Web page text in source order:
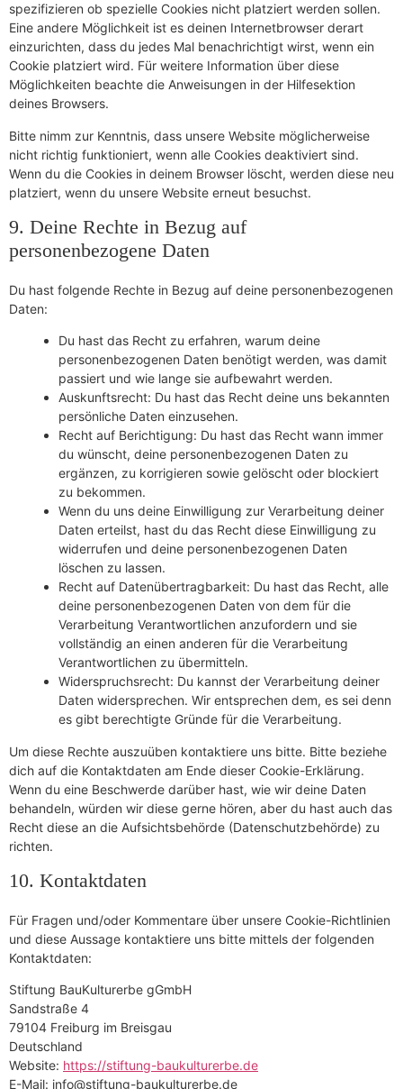
spezifizieren ob spezielle Cookies nicht platziert werden sollen.
Eine andere Möglichkeit ist es deinen Internetbrowser derart
einzurichten, dass du jedes Mal benachrichtigt wirst, wenn ein
Cookie platziert wird. Für weitere Information über diese
Möglichkeiten beachte die Anweisungen in der Hilfesektion
deines Browsers.
Bitte nimm zur Kenntnis, dass unsere Website möglicherweise
nicht richtig funktioniert, wenn alle Cookies deaktiviert sind.
Wenn du die Cookies in deinem Browser löscht, werden diese neu
platziert, wenn du unsere Website erneut besuchst.
9. Deine Rechte in Bezug auf
personenbezogene Daten
Du hast folgende Rechte in Bezug auf deine personenbezogenen
Daten:
Du hast das Recht zu erfahren, warum deine
personenbezogenen Daten benötigt werden, was damit
passiert und wie lange sie aufbewahrt werden.
Auskunftsrecht: Du hast das Recht deine uns bekannten
persönliche Daten einzusehen.
Recht auf Berichtigung: Du hast das Recht wann immer
du wünscht, deine personenbezogenen Daten zu
ergänzen, zu korrigieren sowie gelöscht oder blockiert
zu bekommen.
Wenn du uns deine Einwilligung zur Verarbeitung deiner
Daten erteilst, hast du das Recht diese Einwilligung zu
widerrufen und deine personenbezogenen Daten
löschen zu lassen.
Recht auf Datenübertragbarkeit: Du hast das Recht, alle
deine personenbezogenen Daten von dem für die
Verarbeitung Verantwortlichen anzufordern und sie
vollständig an einen anderen für die Verarbeitung
Verantwortlichen zu übermitteln.
Widerspruchsrecht: Du kannst der Verarbeitung deiner
Daten widersprechen. Wir entsprechen dem, es sei denn
es gibt berechtigte Gründe für die Verarbeitung.
Um diese Rechte auszuüben kontaktiere uns bitte. Bitte beziehe
dich auf die Kontaktdaten am Ende dieser Cookie-Erklärung.
Wenn du eine Beschwerde darüber hast, wie wir deine Daten
behandeln, würden wir diese gerne hören, aber du hast auch das
Recht diese an die Aufsichtsbehörde (Datenschutzbehörde) zu
richten.
10. Kontaktdaten
Für Fragen und/oder Kommentare über unsere Cookie-Richtlinien
und diese Aussage kontaktiere uns bitte mittels der folgenden
Kontaktdaten:
Stiftung BauKulturerbe gGmbH
Sandstraße 4
79104 Freiburg im Breisgau
Deutschland
Website: https://stiftung-baukulturerbe.de
E-Mail: info@stiftung-baukulturerbe.de